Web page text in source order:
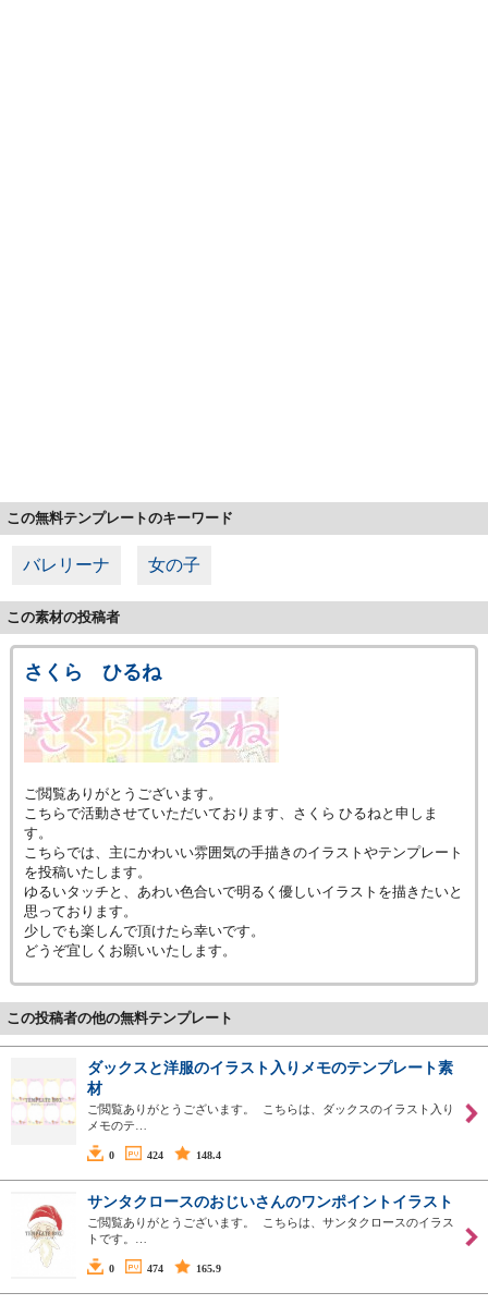
この無料テンプレートのキーワード
バレリーナ 女の子
この素材の投稿者
さくら ひるね
ご閲覧ありがとうございます。
こちらで活動させていただいております、さくら ひるねと申しま
す。
こちらでは、主にかわいい雰囲気の手描きのイラストやテンプレート
を投稿いたします。
ゆるいタッチと、あわい色合いで明るく優しいイラストを描きたいと
思っております。
少しでも楽しんで頂けたら幸いです。
どうぞ宜しくお願いいたします。
この投稿者の他の無料テンプレート
ダックスと洋服のイラスト入りメモのテンプレート素
材
ご閲覧ありがとうございます。 こちらは、ダックスのイラスト入り
メモのテ…
0 424 148.4
サンタクロースのおじいさんのワンポイントイラスト
ご閲覧ありがとうございます。 こちらは、サンタクロースのイラス
トです。…
0 474 165.9